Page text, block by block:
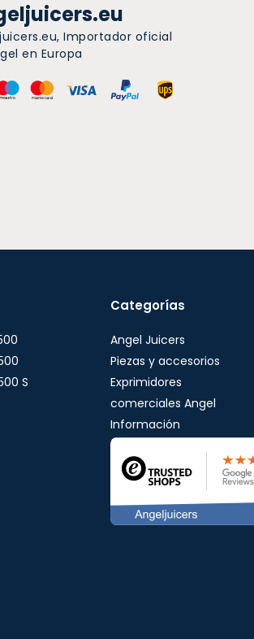
Importador oficial
en Europa
S
Categorías
Angel Juicers
Piezas y accesorios
Exprimidores
comerciales Angel
Información